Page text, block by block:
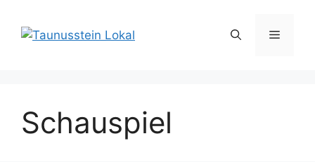
Inhalt
springen
Menü
Schauspiel